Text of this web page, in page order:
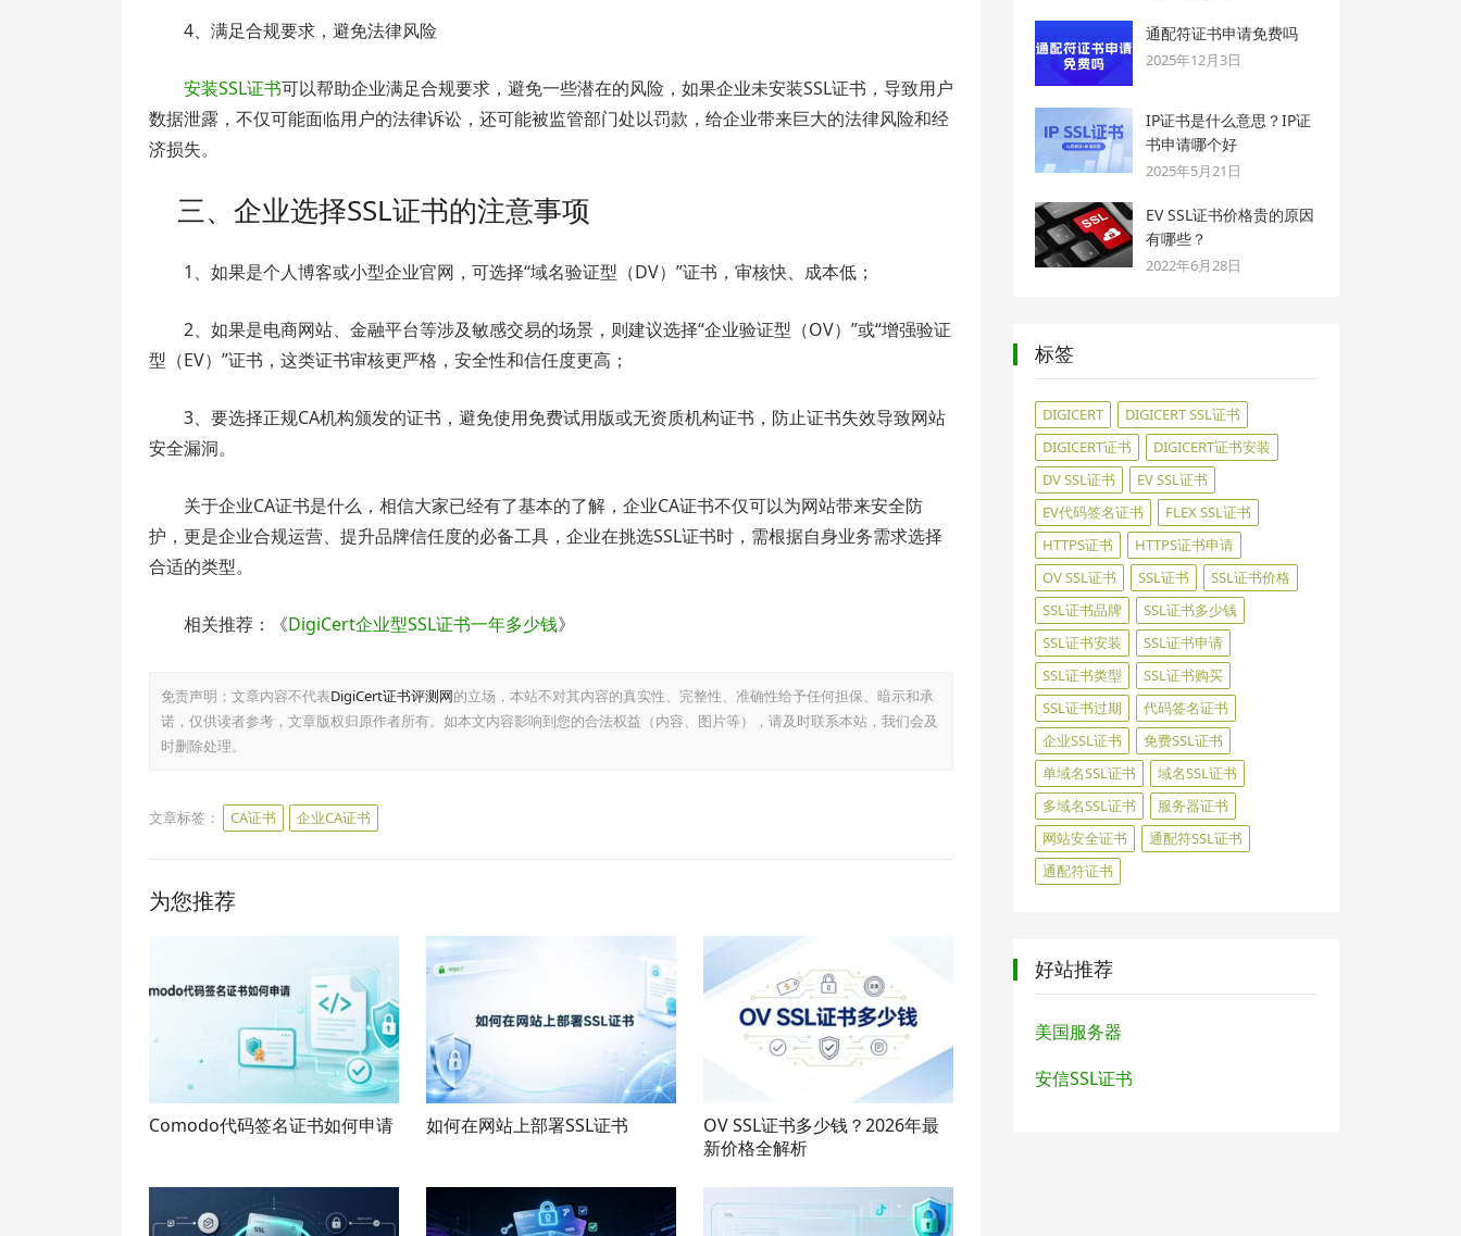
4、满足合规要求，避免法律风险
安装SSL证书可以帮助企业满足合规要求，避免一些潜在的风险，如果企业未安装SSL证书，导致用户
数据泄露，不仅可能面临用户的法律诉讼，还可能被监管部门处以罚款，给企业带来巨大的法律风险和经
济损失。
三、企业选择SSL证书的注意事项
1、如果是个人博客或小型企业官网，可选择“域名验证型（DV）”证书，审核快、成本低；
2、如果是电商网站、金融平台等涉及敏感交易的场景，则建议选择“企业验证型（OV）”或“增强验证
型（EV）”证书，这类证书审核更严格，安全性和信任度更高；
3、要选择正规CA机构颁发的证书，避免使用免费试用版或无资质机构证书，防止证书失效导致网站
安全漏洞。
关于企业CA证书是什么，相信大家已经有了基本的了解，企业CA证书不仅可以为网站带来安全防
护，更是企业合规运营、提升品牌信任度的必备工具，企业在挑选SSL证书时，需根据自身业务需求选择
合适的类型。
相关推荐：《DigiCert企业型SSL证书一年多少钱》
免责声明：文章内容不代表DigiCert证书评测网的立场，本站不对其内容的真实性、完整性、准确性给予任何担保、暗示和承
诺，仅供读者参考，文章版权归原作者所有。如本文内容影响到您的合法权益（内容、图片等），请及时联系本站，我们会及
时删除处理。
文章标签： CA证书 企业CA证书
为您推荐
Comodo代码签名证书如何申请 如何在网站上部署SSL证书
OV SSL证书多少钱？2026年最
新价格全解析
通配符证书申请免费吗
2025年12月3日
IP证书是什么意思？IP证
书申请哪个好
2025年5月21日
EV SSL证书价格贵的原因
有哪些？
2022年6月28日
标签
DIGICERT
DIGICERT SSL证书
DIGICERT证书
DIGICERT证书安装
DV SSL证书
EV SSL证书
EV代码签名证书
FLEX SSL证书
HTTPS证书
HTTPS证书申请
OV SSL证书
SSL证书
SSL证书价格
SSL证书品牌
SSL证书多少钱
SSL证书安装
SSL证书申请
SSL证书类型
SSL证书购买
SSL证书过期
代码签名证书
企业SSL证书
免费SSL证书
单域名SSL证书
域名SSL证书
多域名SSL证书
服务器证书
网站安全证书
通配符SSL证书
通配符证书
好站推荐
美国服务器
安信SSL证书